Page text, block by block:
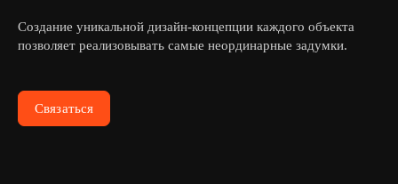
Создание уникальной дизайн-концепции каждого объекта
позволяет реализовывать самые неординарные задумки.
Связаться